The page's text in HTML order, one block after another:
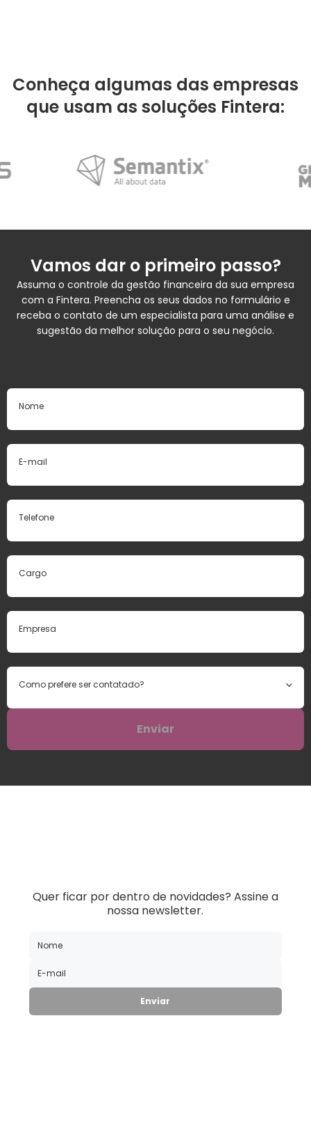
Conheça algumas das empresas
que usam as soluções Fintera:
Vamos dar o primeiro passo?
Assuma o controle da gestão financeira da sua empresa
com a Fintera. Preencha os seus dados no formulário e
receba o contato de um especialista para uma análise e
sugestão da melhor solução para o seu negócio.
Como prefere ser contatado?
Quer ficar por dentro de novidades? Assine a
nossa newsletter.